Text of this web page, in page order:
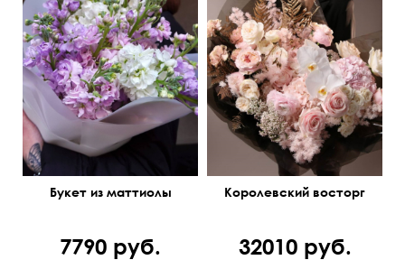
Ароматные цветы с
тонким стеблем
Букет из маттиолы
7790 руб.
Озотамнус, орхидея
ванда, аспарагус,
сухоцветы
Королевский восторг
32010 руб.